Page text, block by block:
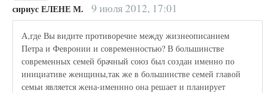
сириус ЕЛЕНЕ М. 9 июля 2012, 17:01
А,где Вы видите противоречие между жизнеописанием
Петра и Февронии и современностью? В большинстве
современных семей брачный союз был создан именно по
инициативе женщины,так же в большинстве семей главой
семьи является жена-именнно она решает и планирует